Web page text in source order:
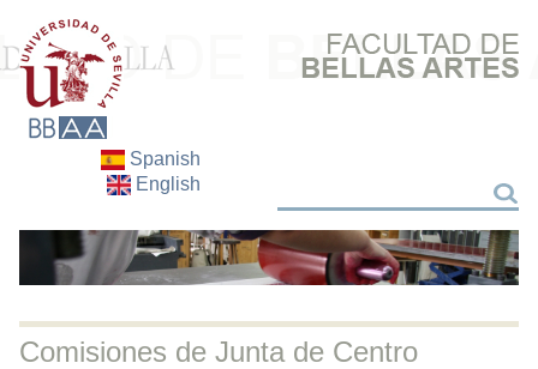
Spanish
English
Buscar
Comisiones de Junta de Centro